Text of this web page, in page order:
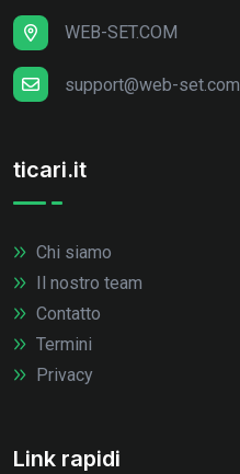
WEB-SET.COM
support@web-set.com
ticari.it
Chi siamo
Il nostro team
Contatto
Termini
Privacy
Link rapidi